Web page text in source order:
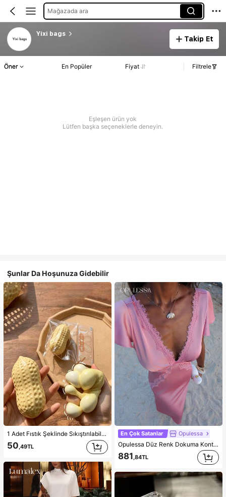
Mağazada ara
Yixi bags
Takip Et
Öner En Popüler Fiyat Filtrele
Eşleşen ürün yok
Lütfen başka seçeneklerle deneyin.
Şunlar Da Hoşunuza Gidebilir
1 Adet Fıstık Şeklinde Sıkıştırılabilir Stres Oyuncağı, Ofis Rahatlaması ve Parti Etkileşimi İçin Uygun, Doğum Günü, Tatil ve Aile Toplantıları İçin Hediye, Stres Giderici
50,49TL
En Çok Satanlar Opulessa
Opulessa Düz Renk Dokuma Kontrast Dantel V Yaka Kadın Elbisesi, İlkbahar/Yaz Tatili İçin
881 ,84TL